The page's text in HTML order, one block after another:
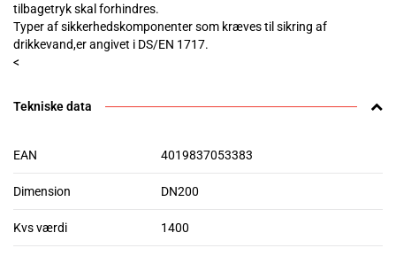
tilbagetryk skal forhindres.
Typer af sikkerhedskomponenter som kræves til sikring af
drikkevand,er angivet i DS/EN 1717.
<
Tekniske data
EAN 4019837053383
Dimension DN200
Kvs værdi 1400